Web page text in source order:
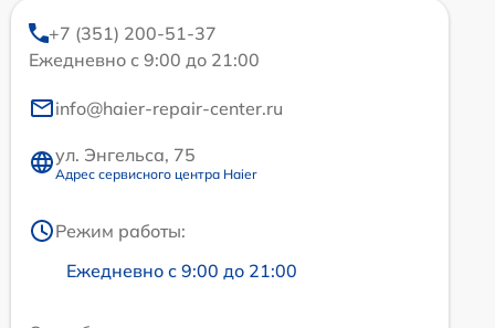
+7 (351) 200-51-37
Ежедневно с 9:00 до 21:00
info@haier-repair-center.ru
ул. Энгельса, 75
Адрес сервисного центра Haier
Режим работы:
Ежедневно с 9:00 до 21:00